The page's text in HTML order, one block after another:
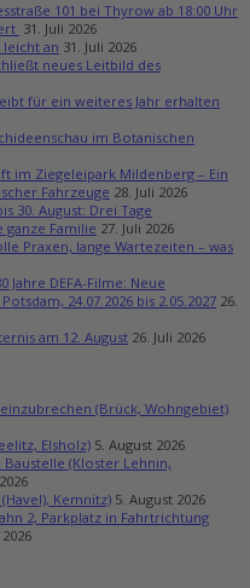
101 bei Thyrow ab 18:00 Uhr
31. Juli 2026
an 31. Juli 2026
neues Leitbild des
für ein weiteres Jahr erhalten
im Botanischen
im Ziegeleipark Mildenberg – Ein
Fahrzeuge 28. Juli 2026
30. August: Drei Tage
Familie 27. Juli 2026
Praxen, lange Wartezeiten – was
Jahre DEFA-Filme: Neue
24.07.2026 bis 2.05.2027 26.
am 12. August 26. Juli 2026
(Brück, Wohngebiet)
Elsholz) 5. August 2026
(Kloster Lehnin,
Kemnitz) 5. August 2026
2, Parkplatz in Fahrtrichtung